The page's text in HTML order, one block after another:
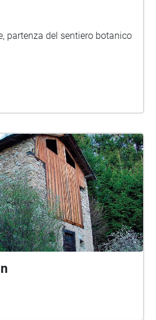
partenza del sentiero botanico